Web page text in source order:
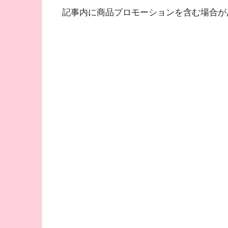
記事内に商品プロモーションを含む場合